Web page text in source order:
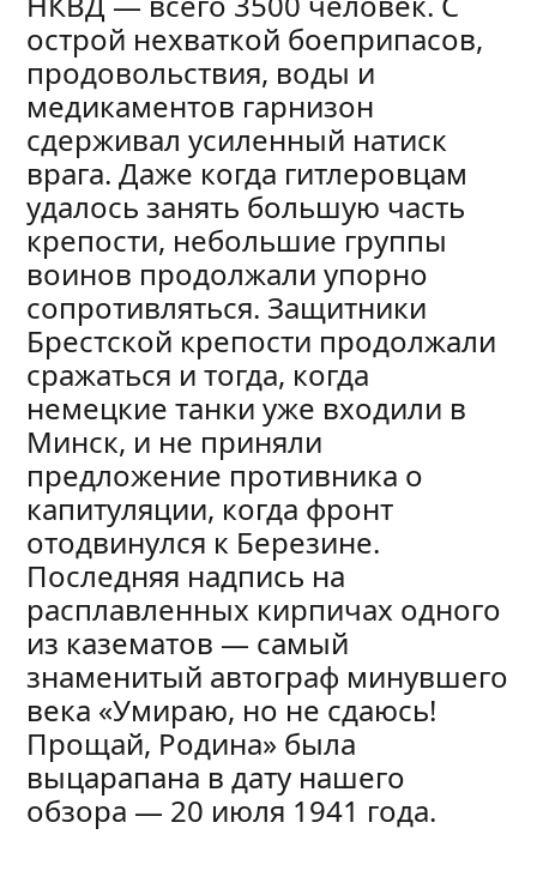
острой нехваткой боеприпасов,
продовольствия, воды и
медикаментов гарнизон
сдерживал усиленный натиск
врага. Даже когда гитлеровцам
удалось занять большую часть
крепости, небольшие группы
воинов продолжали упорно
сопротивляться. Защитники
Брестской крепости продолжали
сражаться и тогда, когда
немецкие танки уже входили в
Минск, и не приняли
предложение противника о
капитуляции, когда фронт
отодвинулся к Березине.
Последняя надпись на
расплавленных кирпичах одного
из казематов — самый
знаменитый автограф минувшего
века «Умираю, но не сдаюсь!
Прощай, Родина» была
выцарапана в дату нашего
обзора — 20 июля 1941 года.